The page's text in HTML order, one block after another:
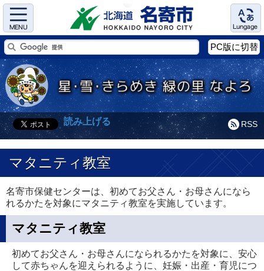
Menu Language
PC版に切替
RSS
読み上げる
マタニティ教室
名寄市保健センターは、初めてお父さん・お母さんになら
れるかたを対象にマタニティ教室を実施しています。
マタニティ教室
初めてお父さん・お母さんになられるかたを対象に、安心
して赤ちゃんを迎えられるように、妊娠・出産・育児につ